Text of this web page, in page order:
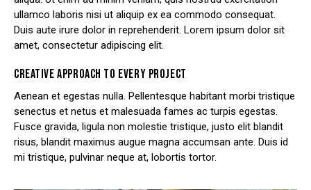
ullamco laboris nisi ut aliquip ex ea commodo consequat.
Duis aute irure dolor in reprehenderit. Lorem ipsum dolor sit
amet, consectetur adipiscing elit.
CREATIVE APPROACH TO EVERY PROJECT
Aenean et egestas nulla. Pellentesque habitant morbi tristique
senectus et netus et malesuada fames ac turpis egestas.
Fusce gravida, ligula non molestie tristique, justo elit blandit
risus, blandit maximus augue magna accumsan ante. Duis id
mi tristique, pulvinar neque at, lobortis tortor.